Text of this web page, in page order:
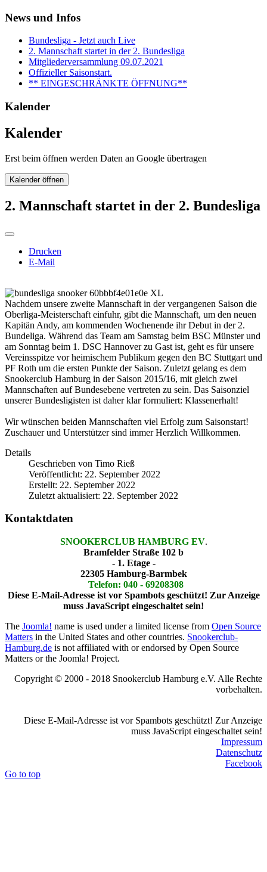
News und Infos
Bundesliga - Jetzt auch Live
2. Mannschaft startet in der 2. Bundesliga
Mitgliederversammlung 09.07.2021
Offizieller Saisonstart.
** EINGESCHRÄNKTE ÖFFNUNG**
Kalender
Kalender
Erst beim öffnen werden Daten an Google übertragen
Kalender öffnen
2. Mannschaft startet in der 2. Bundesliga
Drucken
E-Mail
Nachdem unsere zweite Mannschaft in der vergangenen Saison die
Oberliga-Meisterschaft einfuhr, gibt die Mannschaft, um den neuen
Kapitän Andy, am kommenden Wochenende ihr Debut in der 2.
Bundeliga. Während das Team am Samstag beim BSC Münster und
am Sonntag beim 1. DSC Hannover zu Gast ist, geht es für unsere
Vereinsspitze vor heimischem Publikum gegen den BC Stuttgart und
PF Roth um die ersten Punkte der Saison. Zuletzt gelang es dem
Snookerclub Hamburg in der Saison 2015/16, mit gleich zwei
Mannschaften auf Bundesebene vertreten zu sein. Das Saisonziel
unserer Bundesligisten ist daher klar formuliert: Klassenerhalt!
Wir wünschen beiden Mannschaften viel Erfolg zum Saisonstart!
Zuschauer und Unterstützer sind immer Herzlich Willkommen.
Details
Geschrieben von Timo Rieß
Veröffentlicht: 22. September 2022
Erstellt: 22. September 2022
Zuletzt aktualisiert: 22. September 2022
Kontaktdaten
SNOOKERCLUB HAMBURG EV.
Bramfelder Straße 102 b
- 1. Etage -
22305 Hamburg-Barmbek
Telefon: 040 - 69208308
Diese E-Mail-Adresse ist vor Spambots geschützt! Zur Anzeige
muss JavaScript eingeschaltet sein!
The Joomla! name is used under a limited license from Open Source
Matters in the United States and other countries. Snookerclub-
Hamburg.de is not affiliated with or endorsed by Open Source
Matters or the Joomla! Project.
Copyright © 2000 - 2018 Snookerclub Hamburg e.V. Alle Rechte
vorbehalten.
Diese E-Mail-Adresse ist vor Spambots geschützt! Zur Anzeige
muss JavaScript eingeschaltet sein!
Impressum
Datenschutz
Facebook
Go to top